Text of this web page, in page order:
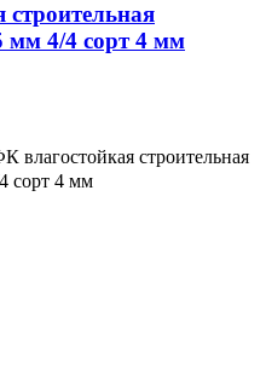
мм 4/4 сорт 4 мм
влагостойкая строительная
сорт 4 мм